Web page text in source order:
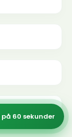
60 sekunder